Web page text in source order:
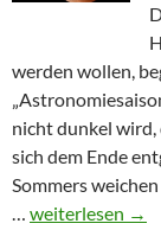
werden wollen,
nicht dunkel wird,
sich dem Ende
Sommers
… Furioser
weiterlesen →